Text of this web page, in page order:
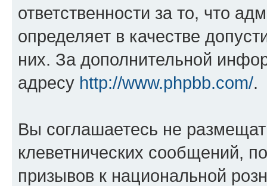
ответственности за то, что
определяет в качестве
них. За дополнительной
адресу http://www.phpbb.com/.
Вы соглашаетесь не
клеветнических сообщений,
призывов к национальной